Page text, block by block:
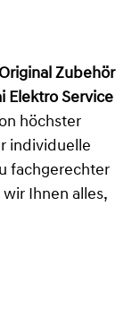
Zubehör
Elektro Service
höchster
individuelle
fachgerechter
Ihnen alles,